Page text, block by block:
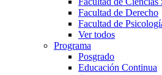
Facultad de Derecho
Facultad de
Ver todos
Programa
Posgrado
Educación Continua